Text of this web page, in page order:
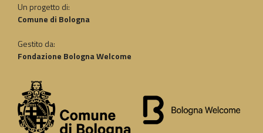
Un progetto di:
Comune di Bologna
Gestito da:
Fondazione Bologna Welcome